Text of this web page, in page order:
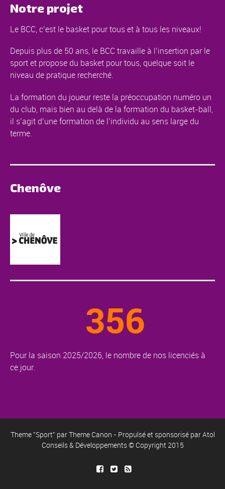
Notre projet
Le BCC, c’est le basket pour tous et à tous les niveaux!
Depuis plus de 50 ans, le BCC travaille à l’insertion par le
sport et propose du basket pour tous, quelque soit le
niveau de pratique recherché.
La formation du joueur reste la préoccupation numéro un
du club, mais bien au delà de la formation du basket-ball,
il s’agit d’une formation de l’individu au sens large du
terme.
Chenôve
356
Pour la saison 2025/2026, le nombre de nos licenciés à
ce jour.
Theme "Sport" parTheme Canon - Propulsé et sponsorisé parAtol
Conseils & Développements© Copyright 2015